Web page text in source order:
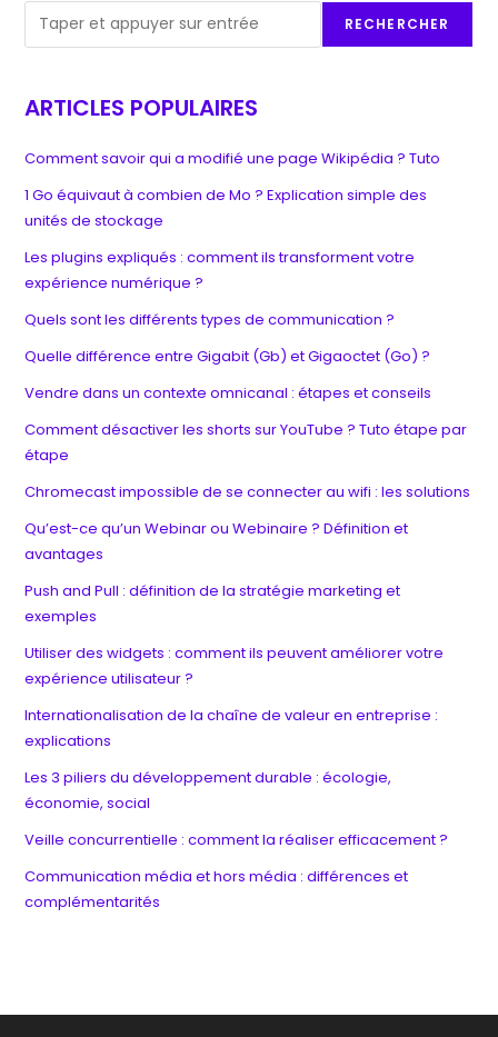
RECHERCHER
ARTICLES POPULAIRES
Comment savoir qui a modifié une page Wikipédia ? Tuto
1 Go équivaut à combien de Mo ? Explication simple des
unités de stockage
Les plugins expliqués : comment ils transforment votre
expérience numérique ?
Quels sont les différents types de communication ?
Quelle différence entre Gigabit (Gb) et Gigaoctet (Go) ?
Vendre dans un contexte omnicanal : étapes et conseils
Comment désactiver les shorts sur YouTube ? Tuto étape par
étape
Chromecast impossible de se connecter au wifi : les solutions
Qu’est-ce qu’un Webinar ou Webinaire ? Définition et
avantages
Push and Pull : définition de la stratégie marketing et
exemples
Utiliser des widgets : comment ils peuvent améliorer votre
expérience utilisateur ?
Internationalisation de la chaîne de valeur en entreprise :
explications
Les 3 piliers du développement durable : écologie,
économie, social
Veille concurrentielle : comment la réaliser efficacement ?
Communication média et hors média : différences et
complémentarités